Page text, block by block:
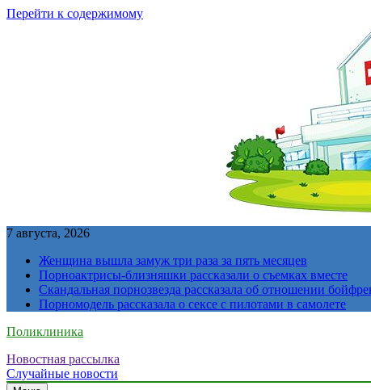
Перейти к содержимому
7 августа, 2026
Женщина вышла замуж три раза за пять месяцев
Порноактрисы-близняшки рассказали о съемках вместе
Скандальная порнозвезда рассказала об отношении
Порномодель рассказала о сексе с пилотами в самолете
Поликлиника
Новостная рассылка
Случайные новости